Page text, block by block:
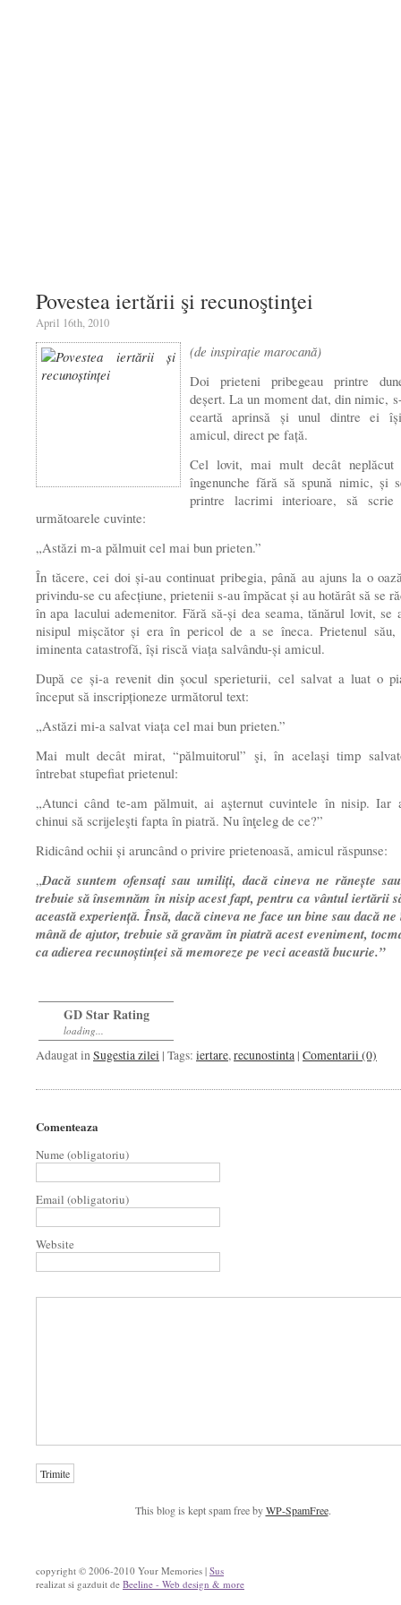
Povestea iertării şi recunoştinţei
April 16th, 2010
(de inspiraţie marocană)
Doi prieteni pribegeau printre
deşert. La un moment dat, din nimic,
ceartă aprinsă şi unul dintre ei
amicul, direct pe faţă.
Cel lovit, mai mult decât neplăcut
îngenunche fără să spună nimic, şi
printre lacrimi interioare, să
următoarele cuvinte:
„Astăzi m-a pălmuit cel mai bun prieten.”
În tăcere, cei doi şi-au continuat pribegia, până au ajuns la o
privindu-se cu afecţiune, prietenii s-au împăcat şi au hotărât să se
în apa lacului ademenitor. Fără să-şi dea seama, tănărul lovit, se
nisipul mişcător şi era în pericol de a se îneca. Prietenul său,
iminenta catastrofă, îşi riscă viaţa salvându-şi amicul.
După ce şi-a revenit din şocul sperieturii, cel salvat a luat o
început să inscripţioneze următorul text:
„Astăzi mi-a salvat viaţa cel mai bun prieten.”
Mai mult decât mirat, “pălmuitorul” şi, în acelaşi timp
întrebat stupefiat prietenul:
„Atunci când te-am pălmuit, ai aşternut cuvintele în nisip. Iar
chinui să scrijeleşti fapta în piatră. Nu înţeleg de ce?”
Ridicând ochii şi aruncând o privire prietenoasă, amicul răspunse:
„Dacă suntem ofensaţi sau umiliţi, dacă cineva ne răneşte
trebuie să însemnăm în nisip acest fapt, pentru ca vântul iertării
această experienţă. Însă, dacă cineva ne face un bine sau dacă
mână de ajutor, trebuie să gravăm în piatră acest eveniment,
ca adierea recunoştinţei să memoreze pe veci această bucurie.”
GD Star Rating
loading...
Adaugat inSugestia zilei | Tags: iertare,recunostinta | Comentarii (0)
Comenteaza
Nume (obligatoriu)
Email (obligatoriu)
Website
This blog is kept spam free byWP-SpamFree.
copyright © 2006-2010 Your Memories | Sus
realizat si gazduit de Beeline - Web design & more